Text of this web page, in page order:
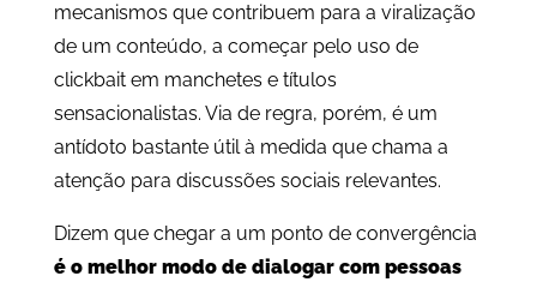
mecanismos que contribuem para a viralização
de um conteúdo, a começar pelo uso de
clickbait em manchetes e títulos
sensacionalistas. Via de regra, porém, é um
antídoto bastante útil à medida que chama a
atenção para discussões sociais relevantes.
Dizem que chegar a um ponto de convergência
é o melhor modo de dialogar com pessoas